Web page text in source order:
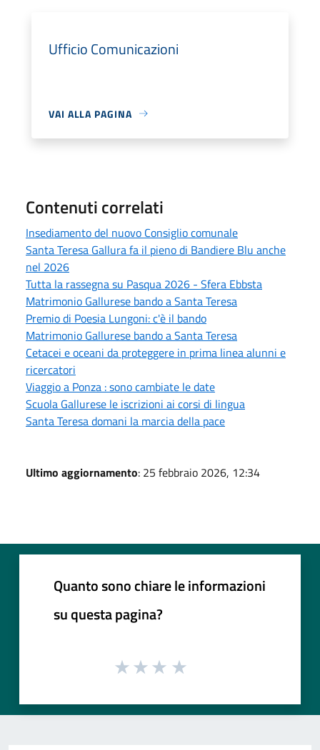
Ufficio Comunicazioni
VAI ALLA PAGINA
Contenuti correlati
Insediamento del nuovo Consiglio comunale
Santa Teresa Gallura fa il pieno di Bandiere Blu anche
nel 2026
Tutta la rassegna su Pasqua 2026 - Sfera Ebbsta
Matrimonio Gallurese bando a Santa Teresa
Premio di Poesia Lungoni: c'è il bando
Matrimonio Gallurese bando a Santa Teresa
Cetacei e oceani da proteggere in prima linea alunni e
ricercatori
Viaggio a Ponza : sono cambiate le date
Scuola Gallurese le iscrizioni ai corsi di lingua
Santa Teresa domani la marcia della pace
Ultimo aggiornamento: 25 febbraio 2026, 12:34
Quanto sono chiare le informazioni
su questa pagina?